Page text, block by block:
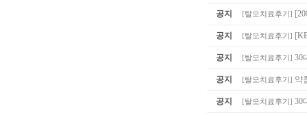
공지 [탈모치료후기 ]
공지 [탈모치료후기 ]
공지 [탈모치료후기 ] 30
공지 [탈모치료후기 ] 약
공지 [탈모치료후기 ] 30